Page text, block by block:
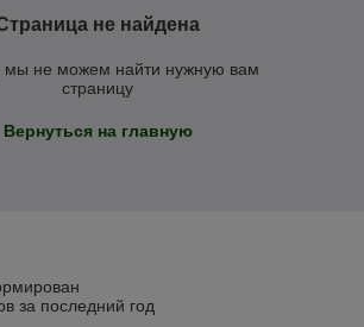
не найдена
мы не можем найти нужную вам
страницу
Вернуться на главную
за последний год